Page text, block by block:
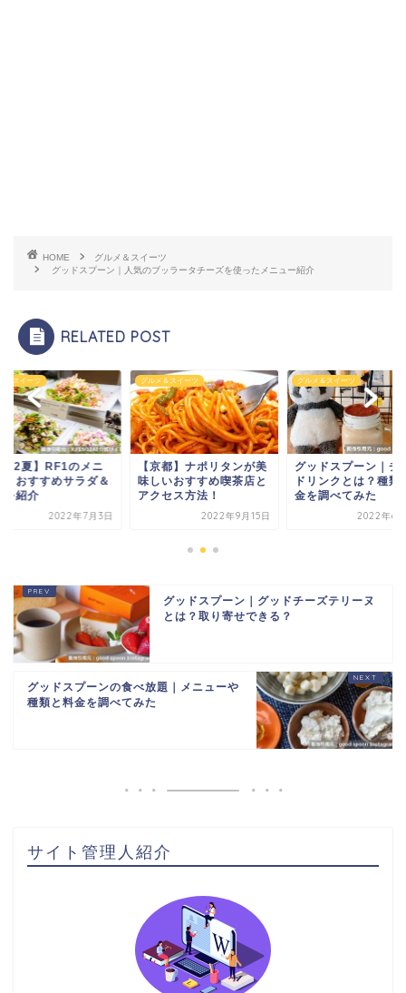
HOME
グルメ＆スイーツ
グッドスプーン｜人気のブッラータチーズを使ったメニュー紹介
RELATED POST
＆スイーツ
夏】RF1のメニ
｜おすすめサラダ＆
を紹介
2022年7月3日
グルメ＆スイーツ
【京都】ナポリタンが美
味しいおすすめ喫茶店と
アクセス方法！
2022年9月15日
グルメ＆スイーツ
グッドスプーン｜チ
ドリンクとは？種類
金を調べてみた
2022年6
グッドスプーン｜グッドチーズテリーヌ
とは？取り寄せできる？
グッドスプーンの食べ放題｜メニューや
種類と料金を調べてみた
サイト管理人紹介